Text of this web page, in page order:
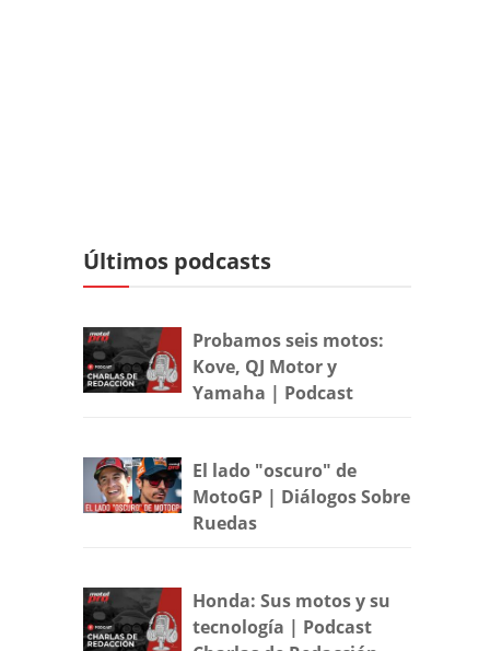
Últimos podcasts
Probamos seis motos:
Kove, QJ Motor y
Yamaha | Podcast
El lado "oscuro" de
MotoGP | Diálogos Sobre
Ruedas
Honda: Sus motos y su
tecnología | Podcast